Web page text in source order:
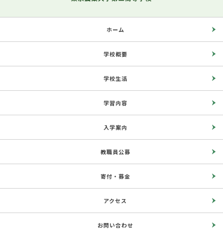
ホーム
学校概要
学校生活
学習内容
入学案内
教職員公募
寄付・募金
アクセス
お問い合わせ